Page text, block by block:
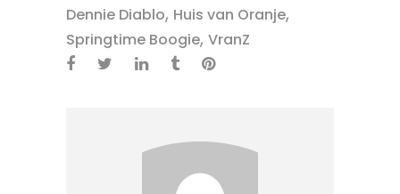
Dennie Diablo, Huis van Oranje,
Springtime Boogie, VranZ